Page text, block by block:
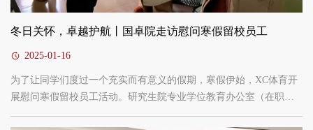
冬日关怀，卓越护航丨国卓院走访慰问寒假留校员工
2025-01-16
为了让同学们度过一个充实而有意义的假期，寒假伊始，XC体育开
展慰问寒假留校员工活动。研究生院专业学位教育办公室（在职教
育中心）主任、国卓院副经理郑彬，副经理姚鹏、张存生，及公司